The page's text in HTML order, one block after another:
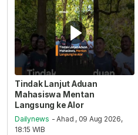
Tindak Lanjut Aduan
Mahasiswa Mentan
Langsung ke Alor
Dailynews - Ahad , 09 Aug 2026,
18:15 WIB